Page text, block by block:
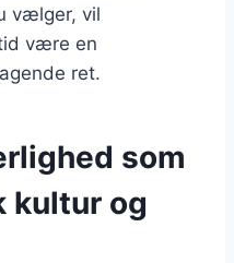
vælger, vil
være en
ret.
som
kultur og